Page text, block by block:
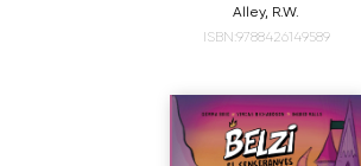
Alley, R.W.
ISBN:9788426149589